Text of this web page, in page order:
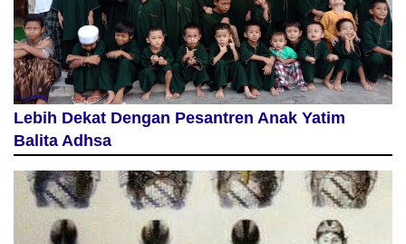
Lebih Dekat Dengan Pesantren Anak Yatim
Balita Adhsa